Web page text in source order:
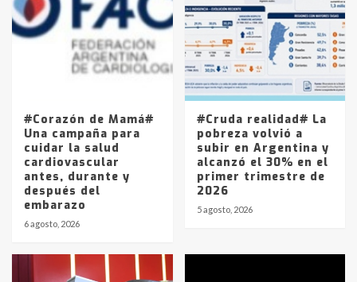
4
Los precios de los combustibles en
La Pampa, desde YPF hasta Axion
entre 857 a 1338 pesos
#Corazón de Mamá#
Una campaña para
cuidar la salud
cardiovascular
antes, durante y
después del
embarazo
6 agosto, 2026
#Cruda realidad# La
pobreza volvió a
subir en Argentina y
alcanzó el 30% en el
primer trimestre de
2026
5 agosto, 2026